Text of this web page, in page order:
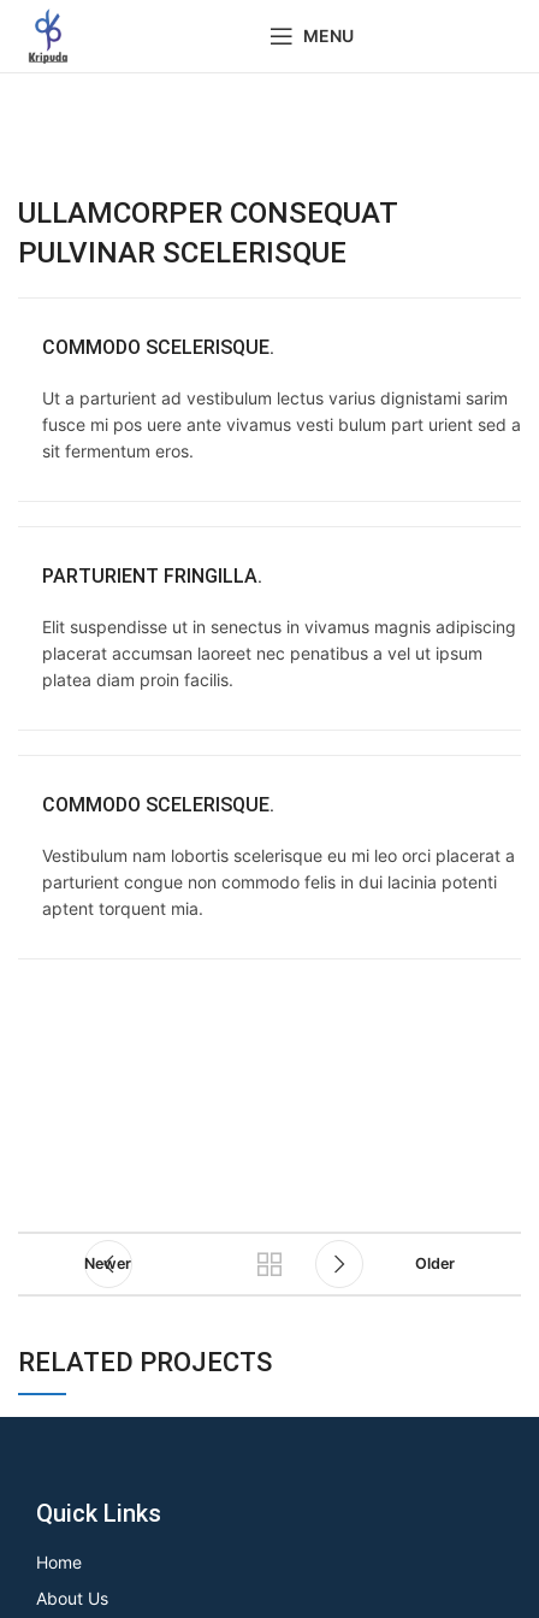
MENU
ULLAMCORPER CONSEQUAT
PULVINAR SCELERISQUE
COMMODO SCELERISQUE.
Ut a parturient ad vestibulum lectus varius dignistami sarim
fusce mi pos uere ante vivamus vesti bulum part urient sed a
sit fermentum eros.
PARTURIENT FRINGILLA.
Elit suspendisse ut in senectus in vivamus magnis adipiscing
placerat accumsan laoreet nec penatibus a vel ut ipsum
platea diam proin facilis.
COMMODO SCELERISQUE.
Vestibulum nam lobortis scelerisque eu mi leo orci placerat a
parturient congue non commodo felis in dui lacinia potenti
aptent torquent mia.
Newer Older
RELATED PROJECTS
Quick Links
Home
About Us